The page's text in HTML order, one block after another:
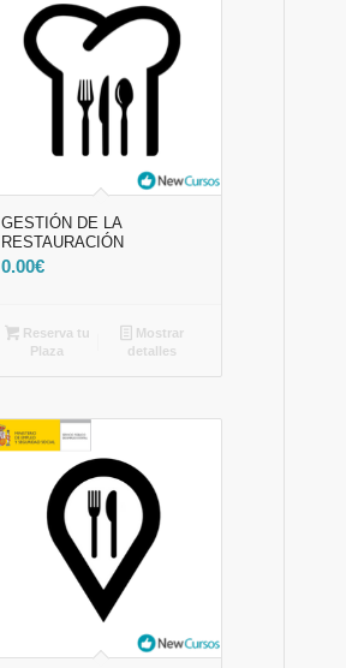
GESTIÓN DE LA
RESTAURACIÓN
0.00€
Reserva tu
Plaza
Mostrar
detalles